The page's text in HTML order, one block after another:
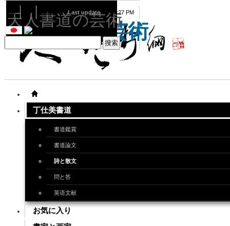
天人書道の芸術
丁仕美書道
書道鑑賞
書道論文
詩と散文
問と答
英语文献
お気に入り
08 10 2026 Last update 08:15:27 PM
天人書道の芸術